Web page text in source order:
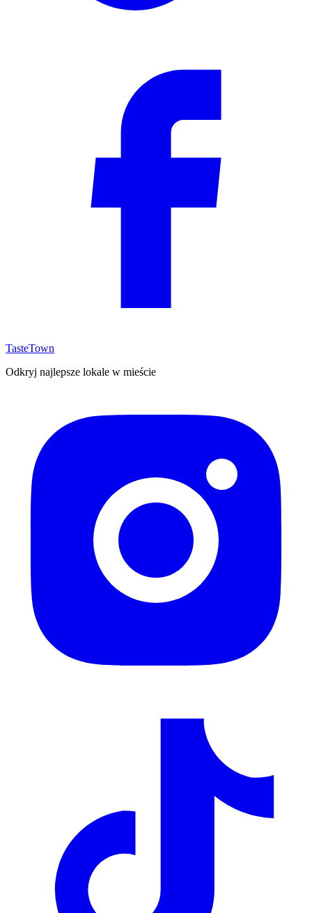
TasteTown
Odkryj najlepsze lokale w mieście